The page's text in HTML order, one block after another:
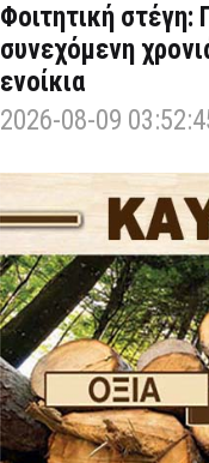
Φοιτητική στέγη:
συνεχόμενη
ενοίκια
2026-08-09